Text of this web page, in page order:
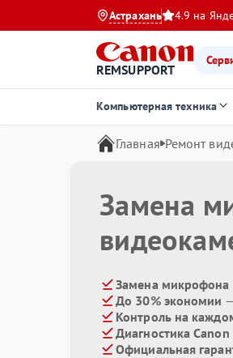
Астрахань 4.9 на
REMSUPPORT
Компьютерная техника
Главная Ремонт
Замена
Замена микрофона
До 30% экономии
Контроль на
Диагностика
Официальная